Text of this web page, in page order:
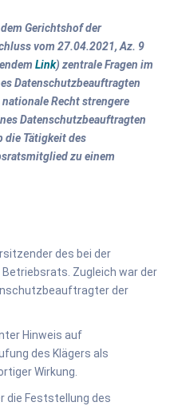
Gerichtshof der
vom 27.04.2021, Az. 9
Link) zentrale Fragen im
Datenschutzbeauftragten
Recht strengere
Datenschutzbeauftragten
die Tätigkeit des
zu einem
des bei der
Zugleich war der
der
Hinweis auf
des Klägers als
Wirkung.
die Feststellung des